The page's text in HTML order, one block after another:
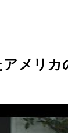
メリカ